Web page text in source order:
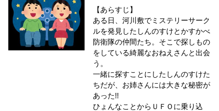
【あらすじ】
ある日、河川敷でミステリーサーク
ルを発見したしんのすけとかすかべ
防衛隊の仲間たち。そこで探しもの
をしている綺麗なおねえさんと出会
う。
一緒に探すことにしたしんのすけた
ちだが、お姉さんには大きな秘密が
あった!!
ひょんなことからＵＦＯに乗り込